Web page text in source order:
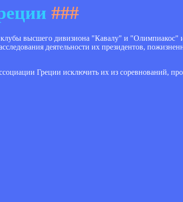
###
высшего дивизиона "Кавалу" и "Олимпиакос"
деятельности их президентов,
Греции исключить их из соревнований,